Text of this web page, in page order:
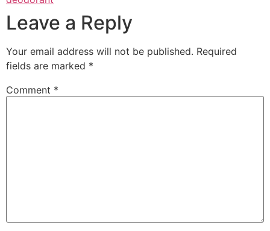
Leave a Reply
Your email address will not be published. Required
fields are marked *
Comment *